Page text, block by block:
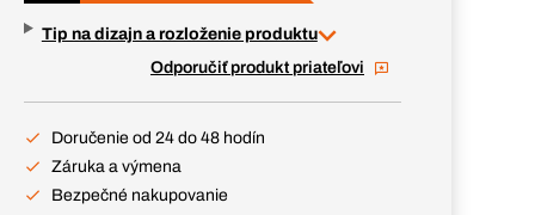
Tip na dizajn a rozloženie produktu
Odporučiť produkt priateľovi
Doručenie od 24 do 48 hodín
Záruka a výmena
Bezpečné nakupovanie